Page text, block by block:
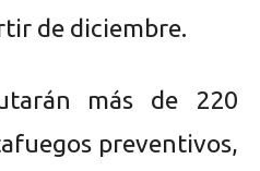
de diciembre.
más de 220
preventivos,